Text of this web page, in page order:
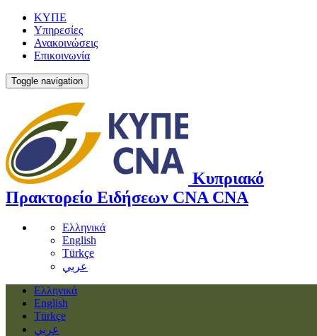
ΚΥΠΕ
Υπηρεσίες
Ανακοινώσεις
Επικοινωνία
Toggle navigation
Κυπριακό
Πρακτορείο Ειδήσεων CNA CNA
Ελληνικά
English
Türkçe
عربي
Ελληνικά
English
Türkçe
عربي